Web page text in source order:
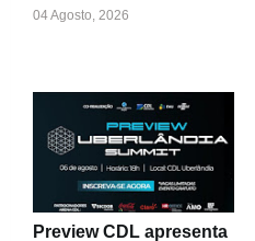
04 Agosto, 2026
Preview CDL apresenta